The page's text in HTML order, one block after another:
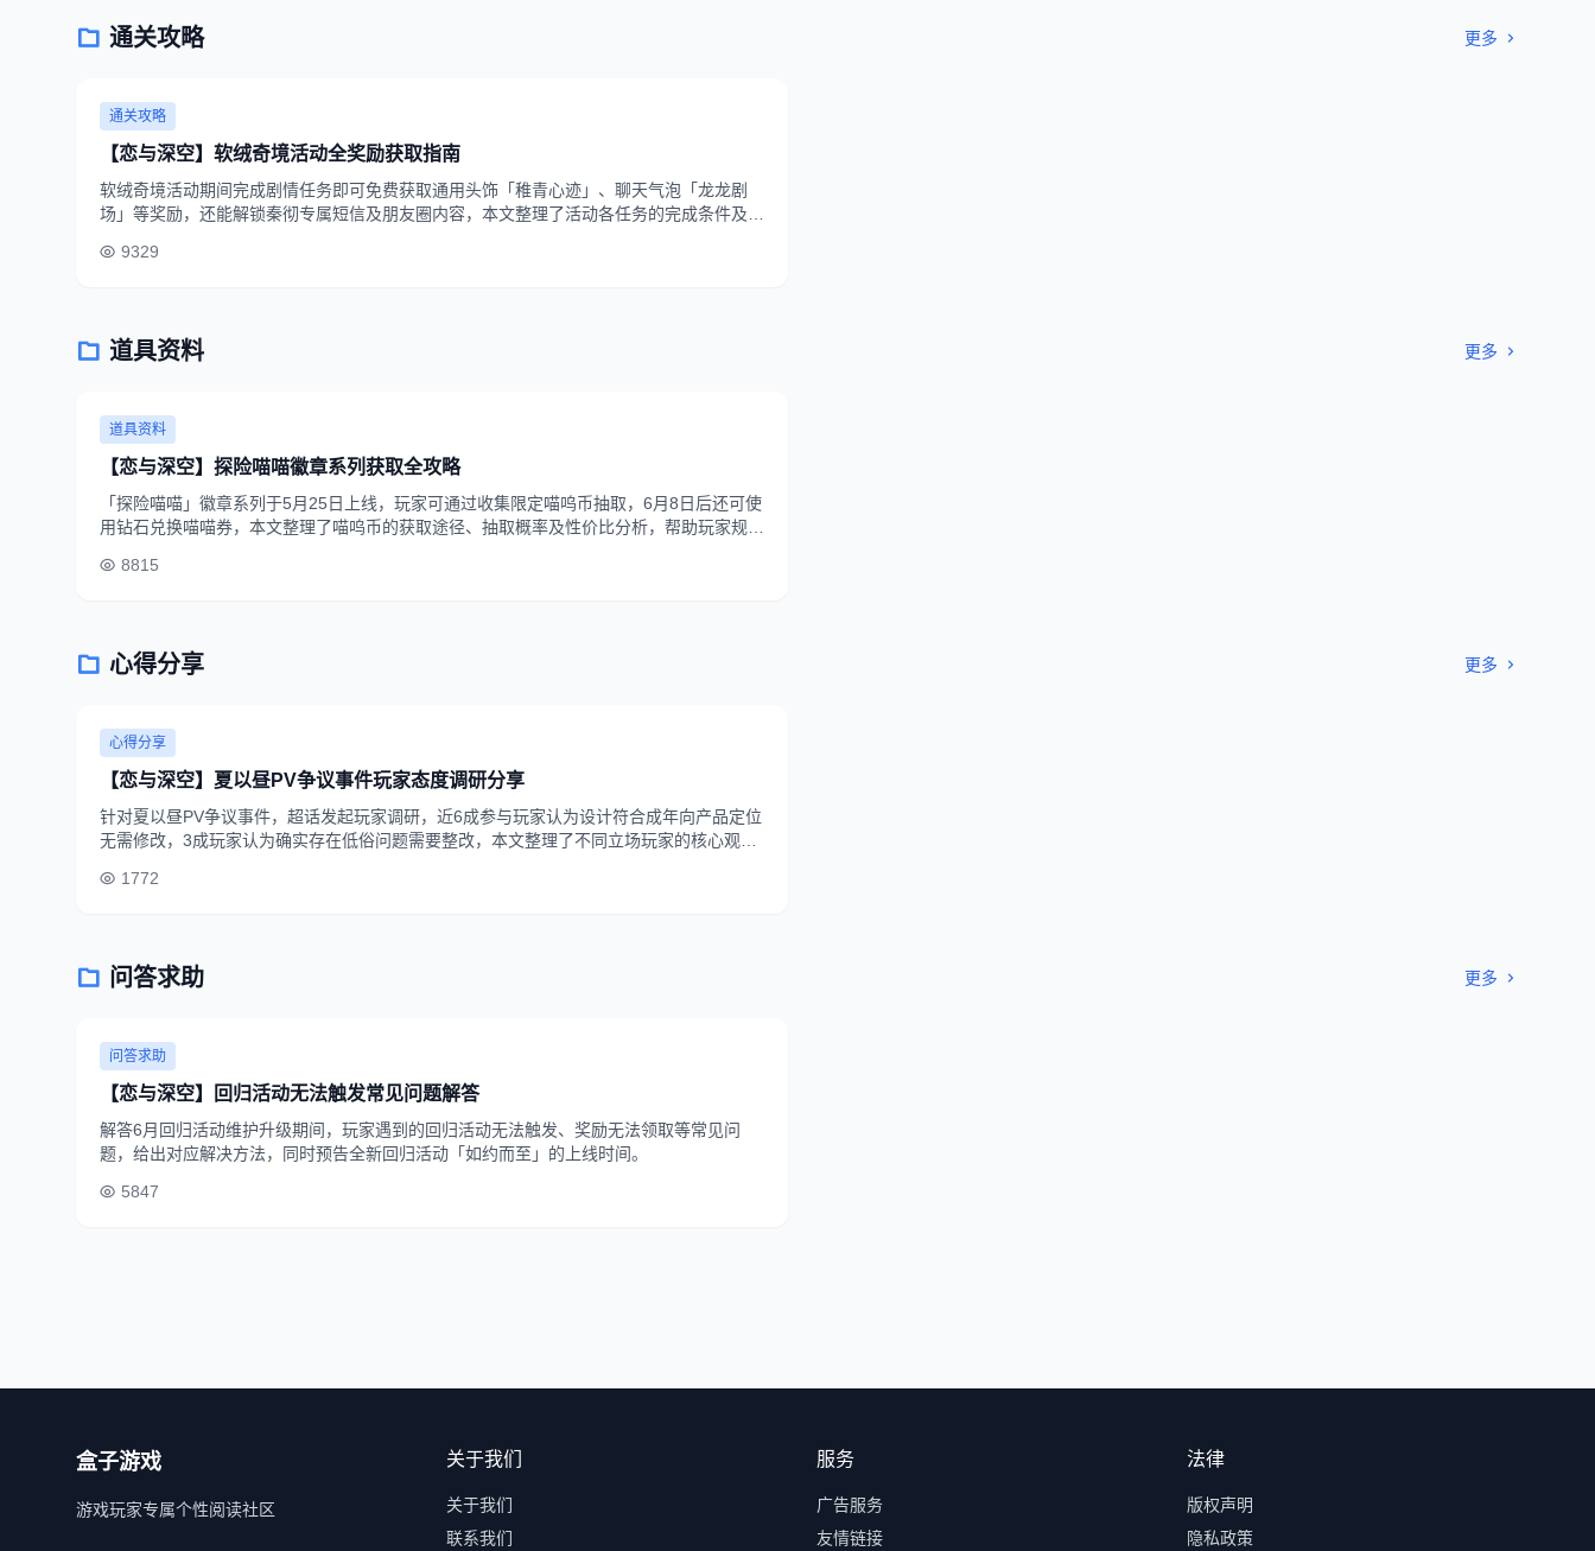
通关攻略 更多
通关攻略
【恋与深空】软绒奇境活动全奖励获取指南
软绒奇境活动期间完成剧情任务即可免费获取通用头饰「稚青心迹」、聊天气泡「龙龙剧
场」等奖励，还能解锁秦彻专属短信及朋友圈内容，本文整理了活动各任务的完成条件及奖
9329
道具资料 更多
道具资料
【恋与深空】探险喵喵徽章系列获取全攻略
「探险喵喵」徽章系列于5月25日上线，玩家可通过收集限定喵呜币抽取，6月8日后还可使
用钻石兑换喵喵券，本文整理了喵呜币的获取途径、抽取概率及性价比分析，帮助玩家规划
8815
心得分享 更多
心得分享
【恋与深空】夏以昼PV争议事件玩家态度调研分享
针对夏以昼PV争议事件，超话发起玩家调研，近6成参与玩家认为设计符合成年向产品定位
无需修改，3成玩家认为确实存在低俗问题需要整改，本文整理了不同立场玩家的核心观点
1772
问答求助 更多
问答求助
【恋与深空】回归活动无法触发常见问题解答
解答6月回归活动维护升级期间，玩家遇到的回归活动无法触发、奖励无法领取等常见问
题，给出对应解决方法，同时预告全新回归活动「如约而至」的上线时间。
5847
盒子游戏
游戏玩家专属个性阅读社区
关于我们
关于我们
联系我们
服务
广告服务
友情链接
法律
版权声明
隐私政策